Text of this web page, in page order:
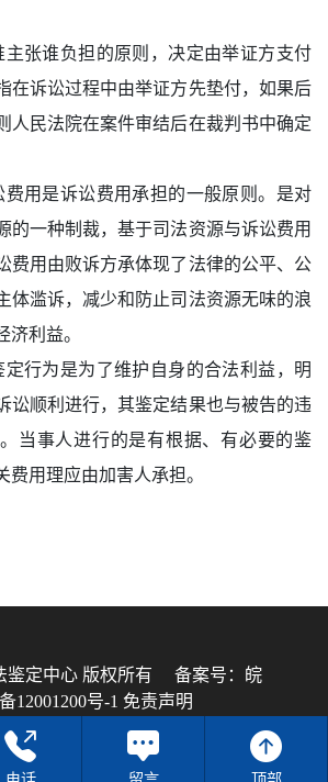
主张谁负担的原则，决定由举证方支付
在诉讼过程中由举证方先垫付，如果后
人民法院在案件审结后在裁判书中确定
费用是诉讼费用承担的一般原则。是对
的一种制裁，基于司法资源与诉讼费用
费用由败诉方承体现了法律的公平、公
体滥诉，减少和防止司法资源无味的浪
济利益。
行为是为了维护自身的合法利益，明
讼顺利进行，其鉴定结果也与被告的违
当事人进行的是有根据、有必要的鉴
费用理应由加害人承担。
鉴定中心 版权所有 备案号：皖
12001200号-1 免责声明
技术支持：
安徽沃龙